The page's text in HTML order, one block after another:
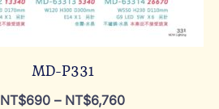
MD-P331
NT$690 – NT$6,760